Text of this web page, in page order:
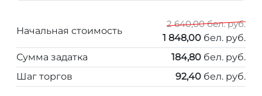
Начальная стоимость
2 640,00 бел. руб.
1 848,00 бел. руб.
Сумма задатка
184,80 бел. руб.
Шаг торгов
92,40 бел. руб.